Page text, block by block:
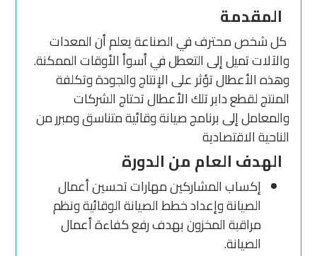
المقدمة
كل شخص محترف في الصناعة يعلم أن المعدات
والآلات تميل إلى التعطل في أسوأ الأوقات الممكنة.
وهذه الأعطال تؤثر على الإنتاج والجودة وتكلفة
المنتج لقطع دابر تلك الأعطال تحتاج الشركات
والمعامل إلى برنامج صيانة وقائية متناسق ومبرر من
الناحية الاقتصادية
الهدف العام من الدورة
إكساب المشاركين مهارات تحسين أعمال
الصيانة وإعداد خطط الصيانة الوقائية ونظم
مراقبة المخزون بهدف رفع كفاءة أعمال
الصيانة.